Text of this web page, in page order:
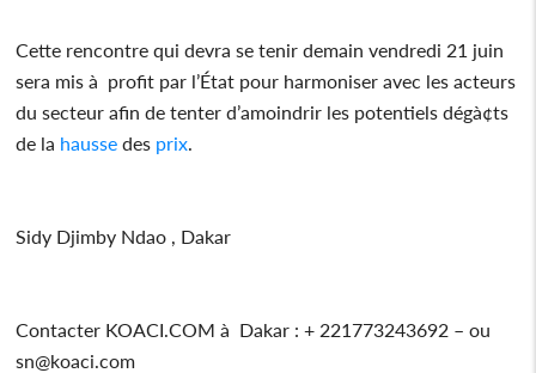
Cette rencontre qui devra se tenir demain vendredi 21 juin
sera mis à profit par l’État pour harmoniser avec les acteurs
du secteur afin de tenter d’amoindrir les potentiels dégà¢ts
de la hausse des prix.
Sidy Djimby Ndao , Dakar
Contacter KOACI.COM à Dakar : + 221773243692 – ou
sn@koaci.com